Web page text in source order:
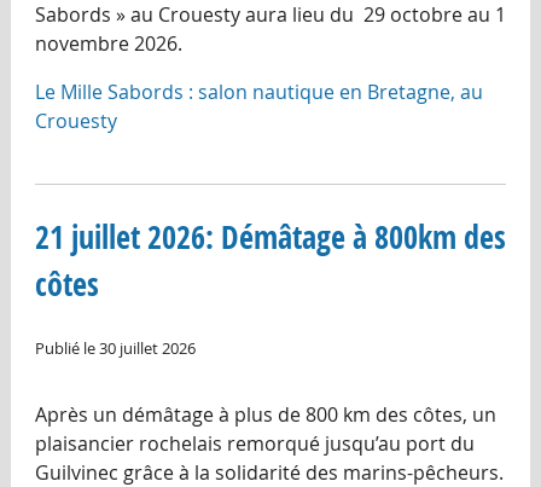
Sabords » au Crouesty aura lieu du 29 octobre au 1
novembre 2026.
Le Mille Sabords : salon nautique en Bretagne, au
Crouesty
21 juillet 2026: Démâtage à 800km des
côtes
Publié le 30 juillet 2026
Après un démâtage à plus de 800 km des côtes, un
plaisancier rochelais remorqué jusqu’au port du
Guilvinec grâce à la solidarité des marins-pêcheurs.